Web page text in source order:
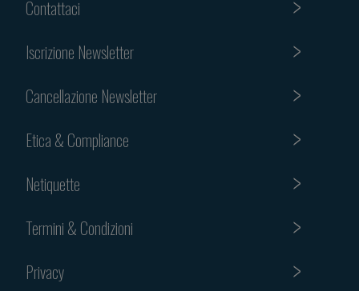
Contattaci
Iscrizione Newsletter
Cancellazione Newsletter
Etica & Compliance
Netiquette
Termini & Condizioni
Privacy